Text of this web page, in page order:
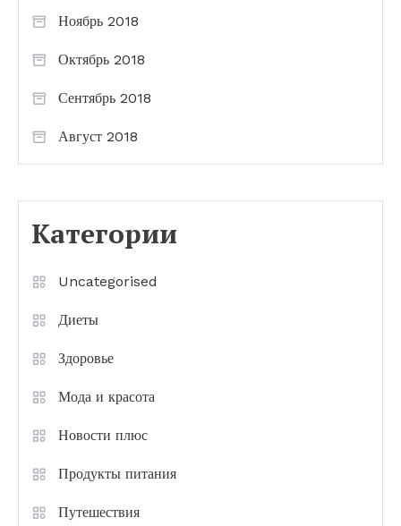
Ноябрь 2018
Октябрь 2018
Сентябрь 2018
Август 2018
Категории
Uncategorised
Диеты
Здоровье
Мода и красота
Новости плюс
Продукты питания
Путешествия